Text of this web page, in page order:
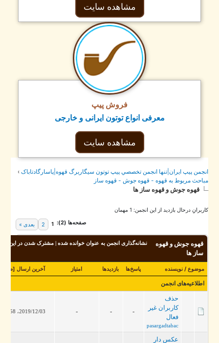
مشاهده سایت
فروش پیپ
معرفی انواع توتون ایرانی و خارجی
مشاهده سایت
پيپ ايران|تنها انجمن تخصصي پيپ توتون سيگاربرگ قهوه|پاسارگادتاباک›
مربوط به قهوه - قهوه جوش - قهوه ساز
قهوه جوش و قهوه ساز ها
درحال بازدید از این انجمن: 1 مهمان
صفحه‌ها (2):
1
2 بعدی »
نشانه‌گذاری انجمن به عنوان خوانده شده| مشترک شدن در این انجمن
قهوه جوش و قهوه
ساز ها
موضوع/نویسنده پاسخ‌ها بازدید‌ها آخرین ارسال [ صعودی
اطلاعیه‌های انجمن
کاربران غیر
pasargadtabac
- 2019/12/03، 12:58 PM
عکس دار